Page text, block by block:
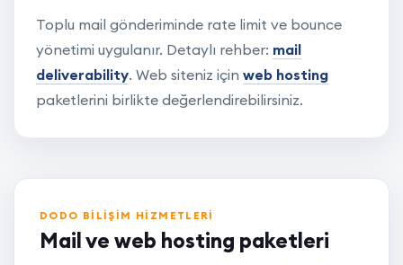
Toplu mail gönderiminde rate limit ve bounce
yönetimi uygulanır. Detaylı rehber: mail
deliverability. Web siteniz için web hosting
paketlerini birlikte değerlendirebilirsiniz.
DODO BILIŞIM HIZMETLERI
Mail ve web hosting paketleri